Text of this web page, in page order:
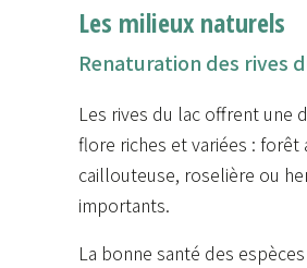
Les milieux naturels
Renaturation des rives
Les rives du lac offrent une
flore riches et variées :
caillouteuse, roselière ou
importants.
La bonne santé des